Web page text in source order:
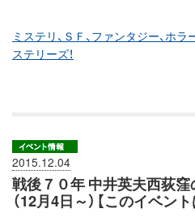
ミステリ、ＳＦ、ファンタジー、ホ
ステリーズ！
2015.12.04
戦後７０年 中井英夫西荻
（12月4日～）【このイベン